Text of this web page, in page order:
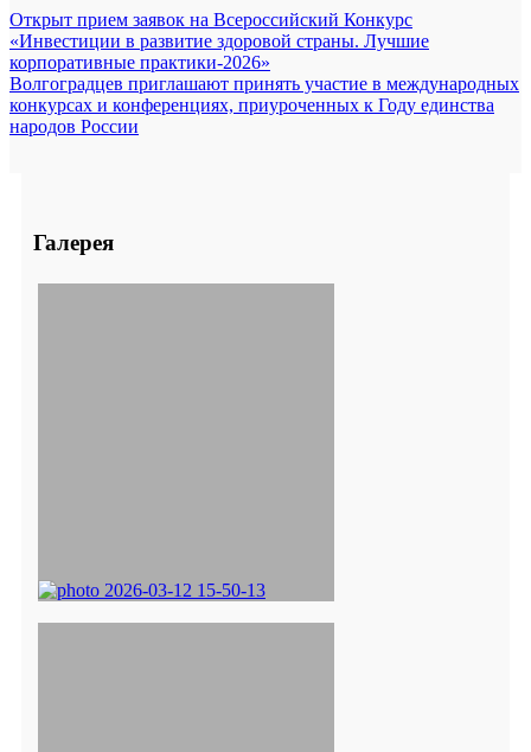
Открыт прием заявок на Всероссийский Конкурс
«Инвестиции в развитие здоровой страны. Лучшие
корпоративные практики-2026»
Волгоградцев приглашают принять участие в международных
конкурсах и конференциях, приуроченных к Году единства
народов России
Галерея